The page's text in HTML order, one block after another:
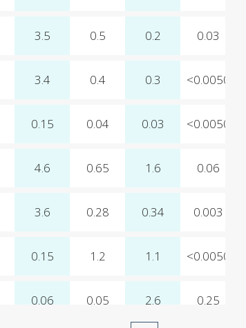
3.5 0.5 0.2 0.03
3.4 0.4 0.3 <0.0050
0.15 0.04 0.03 <0.0050
4.6 0.65 1.6 0.06
3.6 0.28 0.34 0.003
0.15 1.2 1.1 <0.0050
0.06 0.05 2.6 0.25